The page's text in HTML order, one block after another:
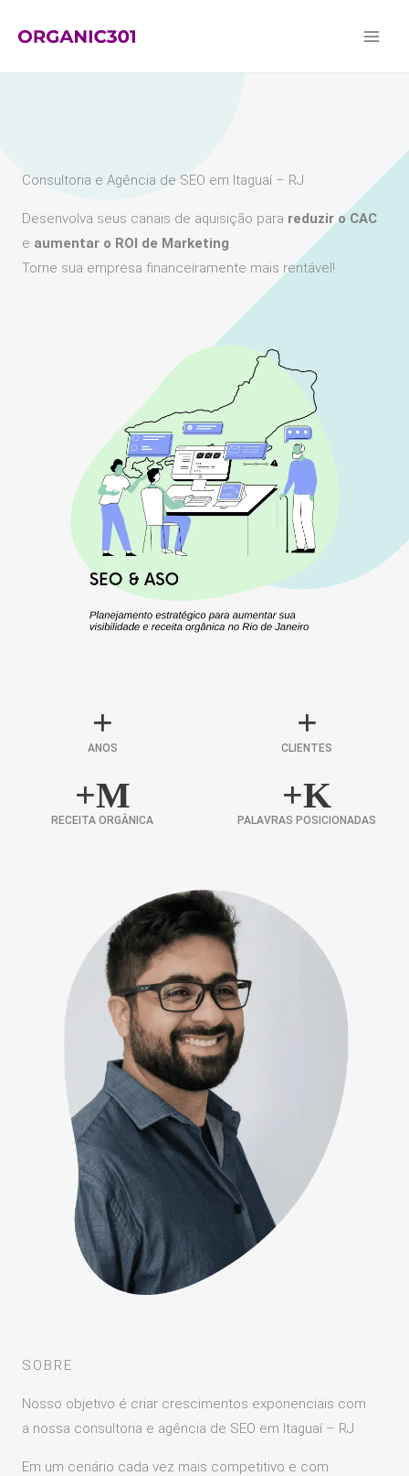
para
Consultoria e Agência de SEO em Itaguaí – RJ
Desenvolva seus canais de aquisição para reduzir o CAC
e aumentar o ROI de Marketing.
Torne sua empresa financeiramente mais rentável!
+
ANOS
+
CLIENTES
+M
RECEITA ORGÂNICA
+K
PALAVRAS POSICIONADAS
SOBRE
Nosso objetivo é criar crescimentos exponenciais com
a nossa consultoria e agência de SEO em Itaguaí – RJ
Em um cenário cada vez mais competitivo e com